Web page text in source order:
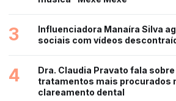
3
Influenciadora Manaíra Silva
sociais com vídeos
4
Dra. Claudia Pravato fala
tratamentos mais procurados
clareamento dental